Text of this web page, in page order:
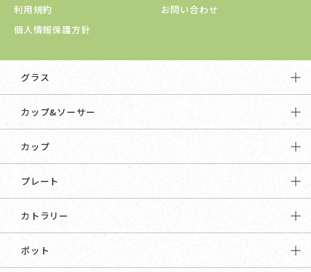
利用規約
お問い合わせ
個人情報保護方針
グラス
カップ&ソーサー
カップ
プレート
カトラリー
ポット